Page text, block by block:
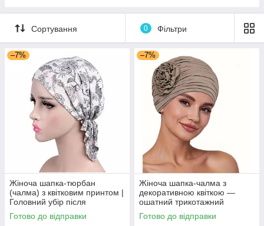
Гірки для дитячого майданчика
Зимові іграшки для вулиці
Повітряні змії
Сортування 0 Фільтри
–7%
Жіноча шапка-тюрбан
(чалма) з квітковим принтом |
Головний убір після
хіміотерапії, при алопеції |
Літня хустка на голову
Готово до відправки
–7%
Жіноча шапка-чалма з
декоративною квіткою —
ошатний трикотажний
тюрбан, колір Кава з
молоком
Готово до відправки